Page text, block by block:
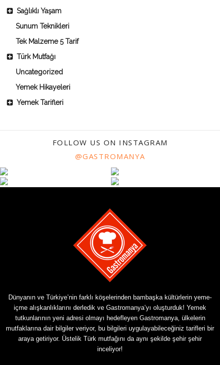
Sağlıklı Yaşam
Sunum Teknikleri
Tek Malzeme 5 Tarif
Türk Mutfağı
Uncategorized
Yemek Hikayeleri
Yemek Tarifleri
FOLLOW US ON INSTAGRAM
@GASTROMANYA
Dünyanın ve Türkiye’nin farklı köşelerinden bambaşka kültürlerin yeme-
içme alışkanlıklarını derledik ve Gastromanya’yı oluşturduk! Yemek
tutkunlarının yeni adresi olmayı hedefleyen Gastromanya, ülkelerin
mutfaklarına dair bilgiler veriyor, bu bilgileri uygulayabileceğiniz tarifleri bir
araya getiriyor. Üstelik Türk mutfağını da aynı şekilde şehir şehir
inceliyor!